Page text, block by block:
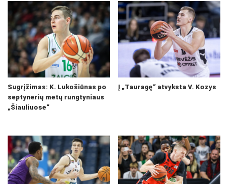
Sugrįžimas: K. Lukošiūnas po
septynerių metų rungtyniaus
„Šiauliuose“
Į „Tauragę“ atvyksta V. Kozys